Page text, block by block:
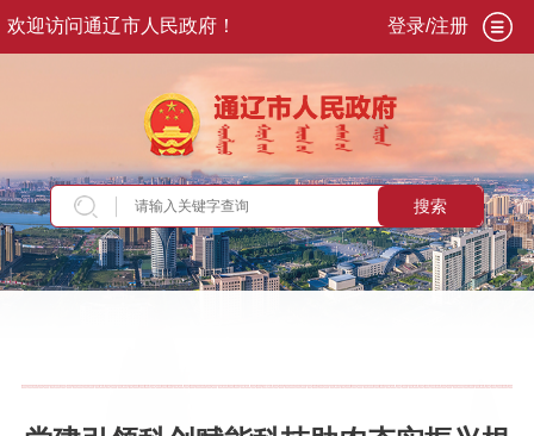
欢迎访问通辽市人民政府！ 登录/注册
搜索
当前位置：首页>新闻资讯>部门动态